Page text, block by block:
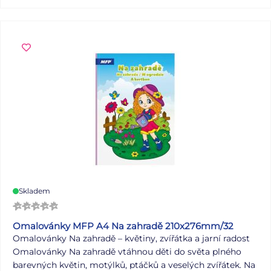
vdechnutí a spolknutí malých částic. Uvedená cena je za 1
Skladem
Omalovánky MFP A4 Na zahradě 210x276mm/32
Omalovánky Na zahradě – květiny, zvířátka a jarní radost
Omalovánky Na zahradě vtáhnou děti do světa plného
barevných květin, motýlků, ptáčků a veselých zvířátek. Na